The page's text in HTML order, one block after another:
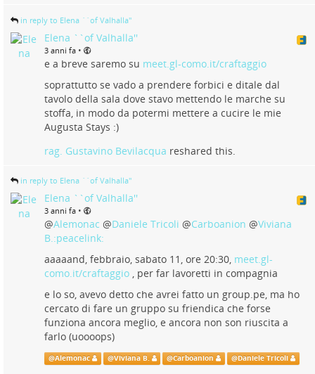
in reply to Elena ``of Valhalla''
Elena ``of Valhalla''
3 anni fa •
e a breve saremo su meet.gl-como.it/craftaggio
soprattutto se vado a prendere forbici e ditale dal
tavolo della sala dove stavo mettendo le marche su
stoffa, in modo da potermi mettere a cucire le mie
Augusta Stays :)
rag. Gustavino Bevilacqua reshared this.
in reply to Elena ``of Valhalla''
Elena ``of Valhalla''
3 anni fa •
@Alemonac @Daniele Tricoli @Carboanion @Viviana
B.:peacelink:
aaaaand, febbraio, sabato 11, ore 20:30, meet.gl-
como.it/craftaggio , per far lavoretti in compagnia
e lo so, avevo detto che avrei fatto un group.pe, ma ho
cercato di fare un gruppo su friendica che forse
funziona ancora meglio, e ancora non son riuscita a
farlo (uoooops)
@Alemonac @Viviana B. @Carboanion @Daniele Tricoli